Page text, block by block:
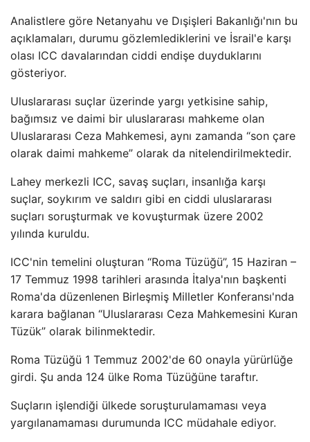
Analistlere göre Netanyahu ve Dışişleri Bakanlığı'nın bu
açıklamaları, durumu gözlemlediklerini ve İsrail'e karşı
olası ICC davalarından ciddi endişe duyduklarını
gösteriyor.
Uluslararası suçlar üzerinde yargı yetkisine sahip,
bağımsız ve daimi bir uluslararası mahkeme olan
Uluslararası Ceza Mahkemesi, aynı zamanda “son çare
olarak daimi mahkeme” olarak da nitelendirilmektedir.
Lahey merkezli ICC, savaş suçları, insanlığa karşı
suçlar, soykırım ve saldırı gibi en ciddi uluslararası
suçları soruşturmak ve kovuşturmak üzere 2002
yılında kuruldu.
ICC'nin temelini oluşturan “Roma Tüzüğü”, 15 Haziran –
17 Temmuz 1998 tarihleri ​​arasında İtalya'nın başkenti
Roma'da düzenlenen Birleşmiş Milletler Konferansı'nda
karara bağlanan “Uluslararası Ceza Mahkemesini Kuran
Tüzük” olarak bilinmektedir.
Roma Tüzüğü 1 Temmuz 2002'de 60 onayla yürürlüğe
girdi. Şu anda 124 ülke Roma Tüzüğüne taraftır.
Suçların işlendiği ülkede soruşturulamaması veya
yargılanamaması durumunda ICC müdahale ediyor.